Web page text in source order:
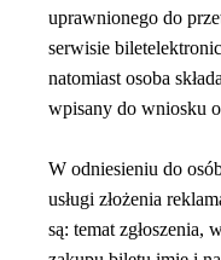
uprawnionego do
serwisie
natomiast osoba
wpisany do wniosku
W odniesieniu do
usługi złożenia
są: temat zgłoszenia,